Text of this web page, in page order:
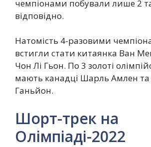
чемпіонами побували лише 2
відповідно.
Натомість 4-разовими
встигли стати китаянка Ван
Чон Лі Гьон. По 3 золоті
мають канадці Шарль Амлен
Ганьйон.
Шорт-трек на
Олімпіаді-2022